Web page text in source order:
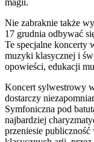
Nie zabraknie także
17 grudnia odbywać
Te specjalne koncerty
muzyki klasycznej i
opowieści, edukacji
Koncert sylwestrowy
dostarczy
Symfoniczna pod
najbardziej
przeniesie